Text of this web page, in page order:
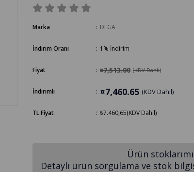
Marka : DEGA
İndirim Oranı : %
1 İndirim
Fiyat : ¤7,513.00 (KDV Dahil)
İndirimli : ¤7,460.65 (KDV Dahil)
TL Fiyat : ₺7.460,65(KDV Dahil)
Ürün
Detaylı ürün sorgulama ve stok